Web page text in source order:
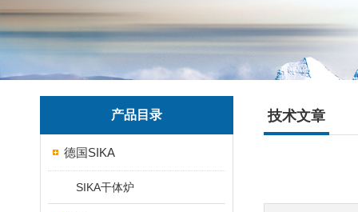
产品目录
德国SIKA
SIKA干体炉
技术文章